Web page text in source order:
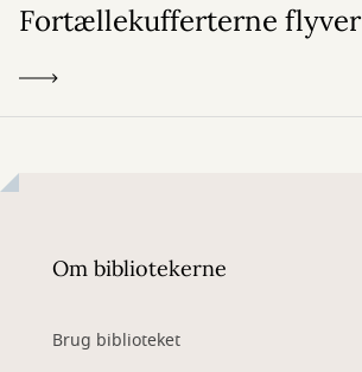
Fortællekufferterne flyver
Om bibliotekerne
Brug biblioteket